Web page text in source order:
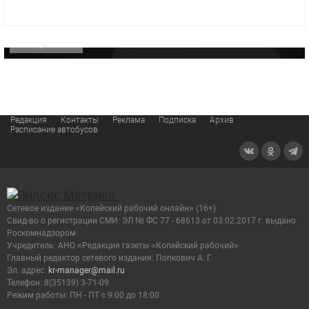
Редакция Контакты Реклама Подписка
Архив
Расписание автобусов
Сетевое издание «Копейский рабочий онлайн» (16+)
Cвид-во о регистрации СМИ: ЭЛ № ФС 77 - 68613 от 03.02.2017 г. выдано
Роскомнадзором
Учредитель: АНО «Редакция газеты «Копейский рабочий»
Главный редактор сетевого издания: Попкович А. Г.
Эл. адрес: kr-manager@mail.ru
Телефон: 8(35139) 3-71-09
Режим работы: ПН - ПТ с 9:00 до 18:00